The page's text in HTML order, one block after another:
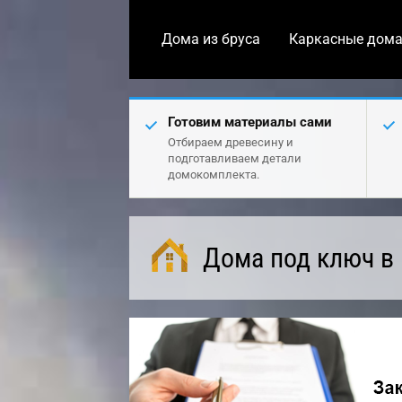
Дома из бруса Каркасные дома
Готовим материалы сами
Отбираем древесину и
подготавливаем детали
домокомплекта.
Дома под ключ в